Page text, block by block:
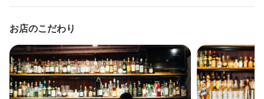
か、さらにはそれをうまくサービスの形としてプレゼンし、お客
様より感想を頂戴し、振り返る。社会人では当たり前のこのサイ
供できると考えています。
考えることを止めない！
数店舗を経験し、「人、モノ、お金」の大事さと数字を学びまし
た。
30歳で…と考えていましたが、学生時代に過ごした湘南台の方に
「物件空いたよ！やらない？」と軽いお声がけに「やります」と
即答し、手持ちの500円玉貯金で開業に至りました。
元来人見知りで、仕事中以外はどちらかというとコミュ障と呼ば
お店のこだわり
とではありません。
サービス業におけるコミュニケーション能力は様々な分野で力に
なります。
将来においても、営業力、企画力、その他色々なシーンで活躍で
きるよう、
全力で応援しますのでぜひ一度お話を聞きに来てください！
自分のサービスが良かったかそうでなかったか、その場で答え合
わせができます。
だからこそ自身の成長を感じることができます。
業種的にはハードだし、肉体的にも疲れるし、お給料も他の業界
に比べて良くはないかもしれないけれど、
お客様とのコミュニケーションを通じて、楽しみと成長を感じて
もらいたいと強く考えております。
焼酎の知識
ウイスキーの知識 リキュール・スピリッツの知識
肉の知識
出店開業ノウハウ
店舗運営
応募資格
必須スキル・経験
自分のサービスが良かったかそうでなかったか、その場で答え合
わせができます。
だからこそ自身の成長を感じることができます。
業種的にはハードだし、肉体的にも疲れるし、お給料も他の業界
に比べて良くはないかもしれないけれど、
お客様とのコミュニケーションを通じて、楽しみと成長を感じて
もらいたいと強く考えております。
とではありません。
サービス業におけるコミュニケーション能力は様々な分野で力に
なります。
将来においても、営業力、企画力、その他色々なシーンで活躍で
きるよう、
全力で応援しますのでぜひ一度お話を聞きに来てください！
自分のサービスが良かったかそうでなかったか、その場で答え合
わせができます。
だからこそ自身の成長を感じることができます。
業種的にはハードだし、肉体的にも疲れるし、お給料も他の業界
に比べて良くはないかもしれないけれど、
お客様とのコミュニケーションを通じて、楽しみと成長を感じて
もらいたいと強く考えております。